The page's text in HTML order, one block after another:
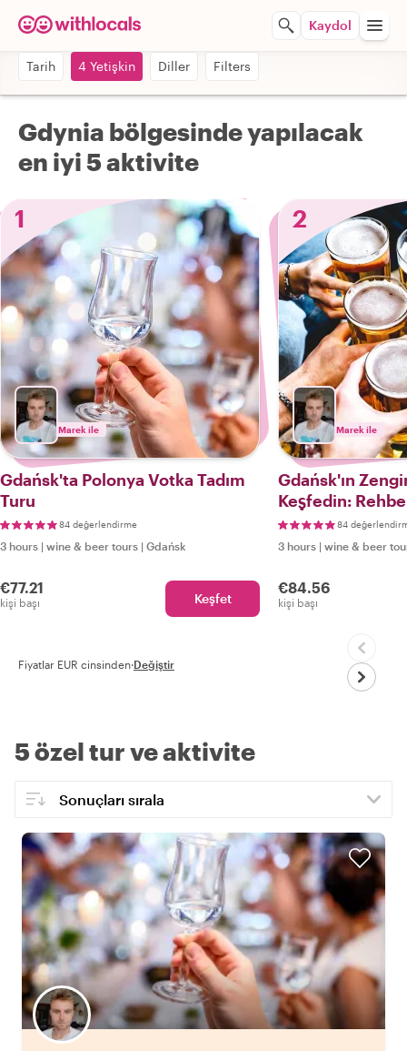
Kaydol
Tarih 4 Yetişkin Diller Filters
Gdynia bölgesinde yapılacak
en iyi 5 aktivite
1
Marek ile
Gdańsk'ta Polonya Votka Tadım
Turu
84 değerlendirme
3 hours | wine & beer tours | Gdańsk
€77.21
kişi başı Keşfet
2
Marek ile
Gdańsk'ın
Keşfedin:
Turu
84
3 hours | wine & beer
€84.56
kişi başı
Fiyatlar EUR cinsinden·Değiştir
5 özel tur ve aktivite